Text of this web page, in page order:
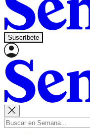
Suscríbete